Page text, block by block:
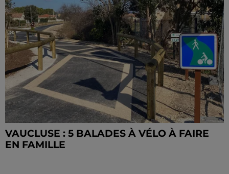
VAUCLUSE : 5 BALADES À VÉLO À FAIRE
EN FAMILLE